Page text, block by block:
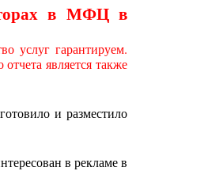
в МФЦ в
услуг гарантируем.
является также
и разместило
в рекламе в